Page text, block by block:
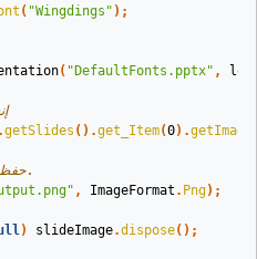
( "Wingdings" );
( "DefaultFonts.pptx" ,
.getSlides ().get_Item(0).getImage
// حفظ الصورة على القرص.
, ImageFormat . Png);
) slideImage.dispose();